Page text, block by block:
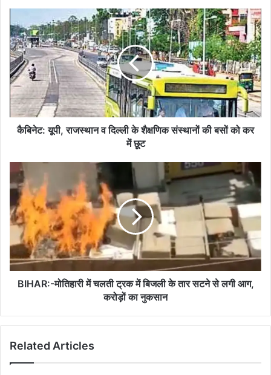
यूपी,
राजस्थान
व
दिल्ली
के
शैक्षणिक
संस्थानों
की
बसोंकैबिनेट: यूपी, राजस्थान व दिल्ली के शैक्षणिक संस्थानों की बसों को कर
में छूट
BIHAR:-
मोतिहारी
चलती
ट्रक
बिजली
के
तार
सटने
का
BIHAR:-मोतिहारी में चलती ट्रक में बिजली के तार सटने से लगी आग,
करोड़ों का नुकसान
Related Articles